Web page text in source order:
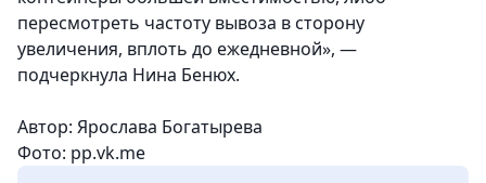
пересмотреть частоту вывоза в сторону
увеличения, вплоть до ежедневной», —
подчеркнула Нина Бенюх.
Автор: Ярослава Богатырева
Фото: pp.vk.me